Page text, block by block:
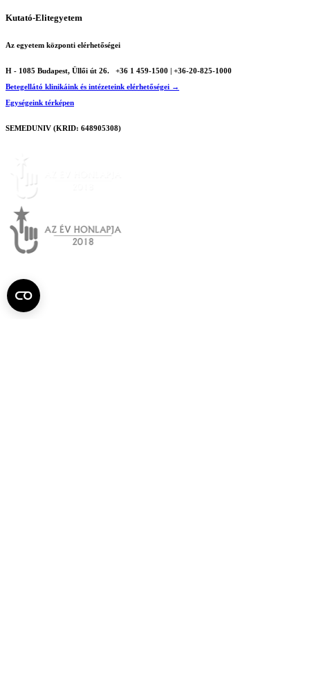
Kutató-Elitegyetem
Az egyetem központi elérhetőségei
H - 1085 Budapest, Üllői út 26.
+36 1 459-1500 | +36-20-825-1000
Betegellátó klinikáink és intézeteink elérhetőségei →
Egységeink térképen
SEMEDUNIV (KRID: 648905308)